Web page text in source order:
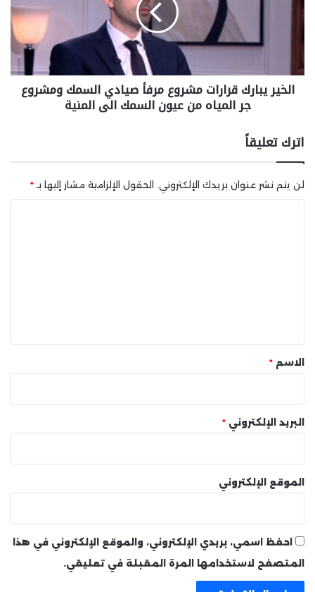
الخير يبارك قرارات مشروع مرفأ صيادي السمك ومشروع
جر المياه من عيون السمك الى المنية
اترك تعليقاً
لن يتم نشر عنوان بريدك الإلكتروني. الحقول الإلزامية مشار إليها بـ *
* الاسم *
البريد الإلكتروني *
الموقع الإلكتروني
احفظ اسمي، بريدي الإلكتروني، والموقع الإلكتروني في هذا
المتصفح لاستخدامها المرة المقبلة في تعليقي.